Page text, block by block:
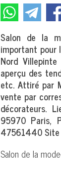
Salon de la
important pour
Nord
aperçu des
etc. Attiré par
vente par
décorateurs.
95970 Paris,
47561440 Site
Salon de la